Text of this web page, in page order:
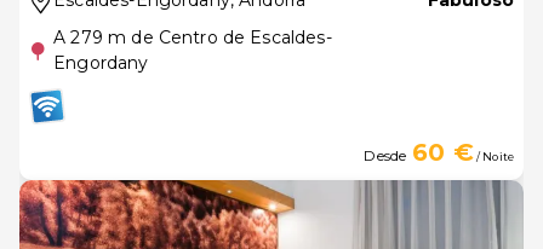
A 279 m de Centro de Escaldes-
Engordany
Desde 60 €/ Noite